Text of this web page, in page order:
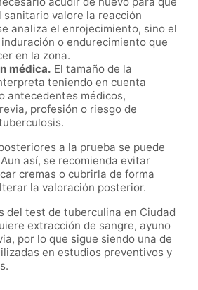
sanitario valore la reacción
analiza el enrojecimiento, sino el
o endurecimiento que
en la zona.
médica. El tamaño de la
teniendo en cuenta
antecedentes médicos,
profesión o riesgo de
a la prueba se puede
así, se recomienda evitar
cremas o cubrirla de forma
la valoración posterior.
del test de tuberculina en Ciudad
extracción de sangre, ayuno
por lo que sigue siendo una de
en estudios preventivos y